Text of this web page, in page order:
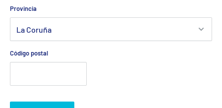
Provincia
Código postal